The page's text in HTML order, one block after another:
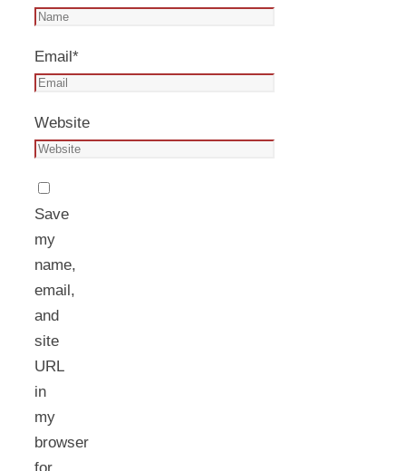
Email*
Website
Save
my
name,
email,
and
site
URL
in
my
browser